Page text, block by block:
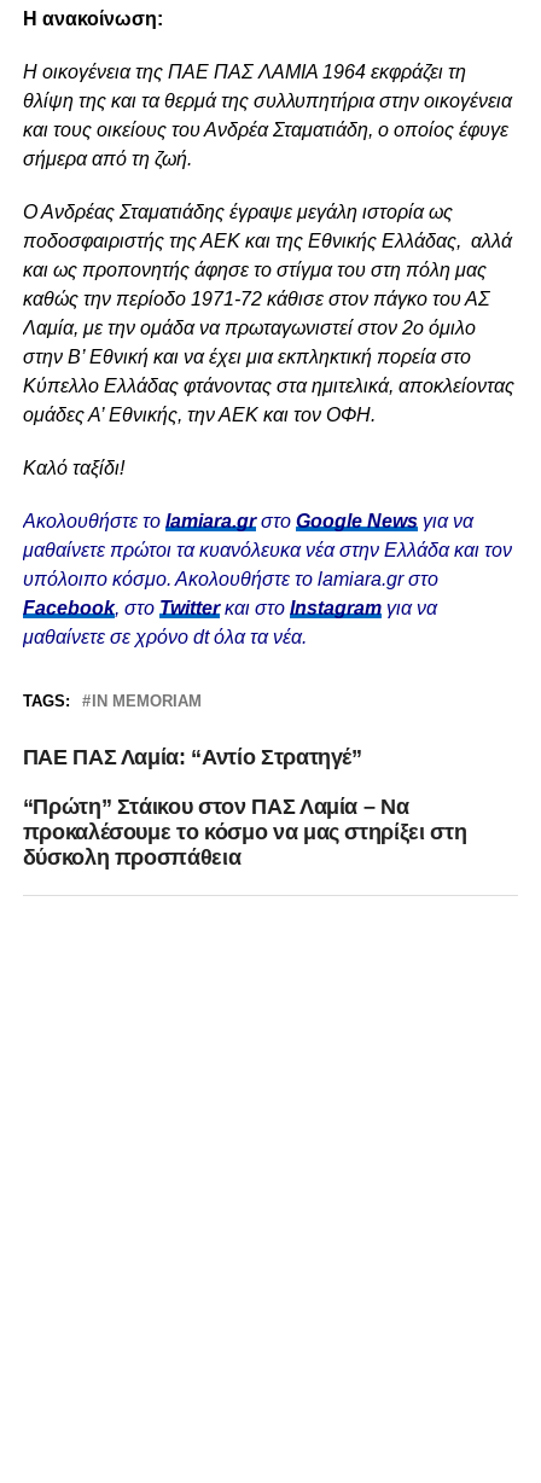
Η ανακοίνωση:
Η οικογένεια της ΠΑΕ ΠΑΣ ΛΑΜΙΑ 1964 εκφράζει τη
θλίψη της και τα θερμά της συλλυπητήρια στην οικογένεια
και τους οικείους του Ανδρέα Σταματιάδη, ο οποίος έφυγε
σήμερα από τη ζωή.
Ο Ανδρέας Σταματιάδης έγραψε μεγάλη ιστορία ως
ποδοσφαιριστής της ΑΕΚ και της Εθνικής Ελλάδας, αλλά
και ως προπονητής άφησε το στίγμα του στη πόλη μας
καθώς την περίοδο 1971-72 κάθισε στον πάγκο του ΑΣ
Λαμία, με την ομάδα να πρωταγωνιστεί στον 2ο όμιλο
στην Β’ Εθνική και να έχει μια εκπληκτική πορεία στο
Κύπελλο Ελλάδας φτάνοντας στα ημιτελικά, αποκλείοντας
ομάδες Α’ Εθνικής, την ΑΕΚ και τον ΟΦΗ.
Καλό ταξίδι!
Ακολουθήστε το lamiara.grστο Google Newsγια να
μαθαίνετε πρώτοι τα κυανόλευκα νέα στην Ελλάδα και τον
υπόλοιπο κόσμο. Ακολουθήστε το lamiara.gr στο
Facebook, στο Twitterκαι στο Instagram για να
μαθαίνετε σε χρόνο dt όλα τα νέα.
TAGS: IN MEMORIAM
ΠΑΕ ΠΑΣ Λαμία: “Αντίο Στρατηγέ”
“Πρώτη” Στάικου στον ΠΑΣ Λαμία – Να
προκαλέσουμε το κόσμο να μας στηρίξει στη
δύσκολη προσπάθεια